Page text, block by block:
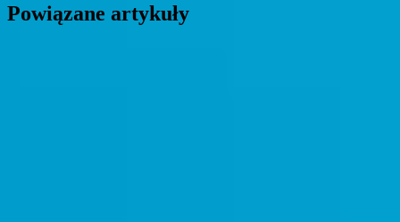
Powiązane artykuły